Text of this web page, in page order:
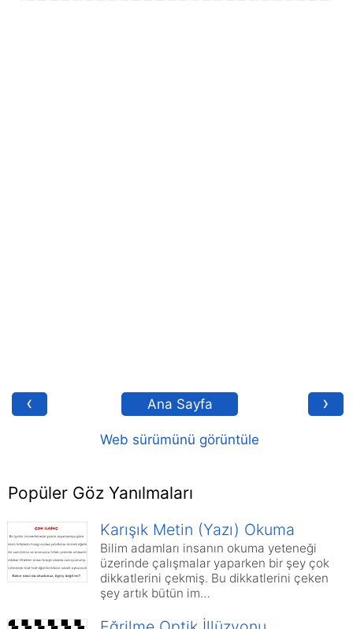
‹ ›
Ana Sayfa
Web sürümünü görüntüle
Popüler Göz Yanılmaları
Karışık Metin (Yazı) Okuma
Bilim adamları insanın okuma yeteneği
üzerinde çalışmalar yaparken bir şey çok
dikkatlerini çekmiş. Bu dikkatlerini çeken
şey artık bütün im…